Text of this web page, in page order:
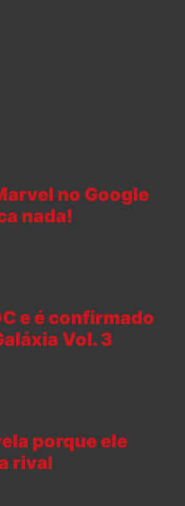
no Google
nada!
e é confirmado
Vol. 3
porque ele
rival